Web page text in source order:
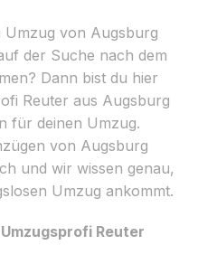
Umzug von Augsburg
der Suche nach dem
Dann bist du hier
Reuter aus Augsburg
für deinen Umzug.
von Augsburg
und wir wissen genau,
Umzug ankommt.
Reuter